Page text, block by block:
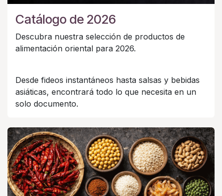
Catálogo de 2026
Descubra nuestra selección de productos de
alimentación oriental para 2026.
Desde fideos instantáneos hasta salsas y bebidas
asiáticas, encontrará todo lo que necesita en un
solo documento.